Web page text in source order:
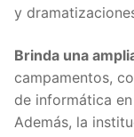
y
Brinda una
campamentos,
de informática en
Además, la